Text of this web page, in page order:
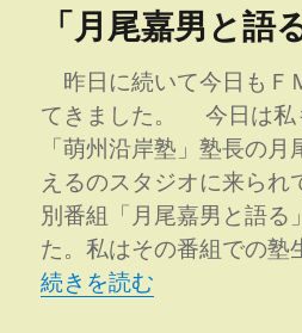
ー
実
の
品
質
に
「月尾嘉男と語
昨日に続いて今日もＦ
てきました。 今日は私
「萌州沿岸塾」塾長の
えるのスタジオに来られ
別番組「月尾嘉男と語る
た。私はその番組での塾
“「月尾嘉男と語る」に出
続きを読む